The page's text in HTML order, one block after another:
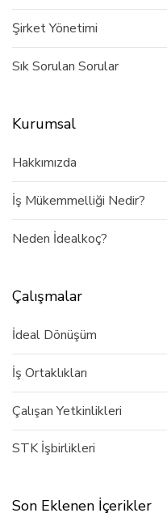
Şirket Yönetimi
Sık Sorulan Sorular
Kurumsal
Hakkımızda
İş Mükemmelliği Nedir?
Neden İdealkoç?
Çalışmalar
İdeal Dönüşüm
İş Ortaklıkları
Çalışan Yetkinlikleri
STK İşbirlikleri
Son Eklenen İçerikler